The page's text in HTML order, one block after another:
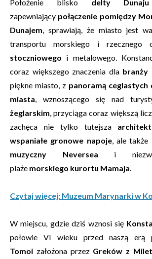
Położenie blisko delty Dunaju
zapewniający połączenie pomiędzy
Dunajem, sprawiają, że miasto jest
transportu morskiego i rzecznego
stoczniowego i metalowego.
coraz większego znaczenia dla branży
piękne miasto, z panoramą ceglastych
miasta, wznoszącego się nad
żeglarskim, przyciąga coraz większą
zachęca nie tylko tutejsza
wspaniałe gronowe napoje, ale także
muzyczny Neversea i
plaże morskiego kurortu Mamaja.
Czytaj więcej: Muzeum Marynarki w
W miejscu, gdzie dziś wznosi się
połowie VI wieku przed naszą erą
Tomoi założona przez Greków z